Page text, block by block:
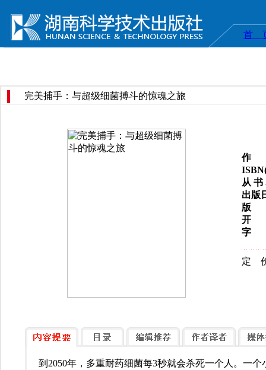
首
完美捕手：与超级细菌搏斗的惊魂之旅
作
从 书
出版
版
开
字
定
到2050年，多重耐药细菌每3秒就会杀死一个人。一